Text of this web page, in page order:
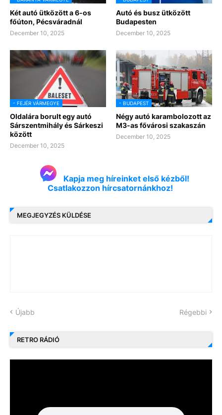
Két autó ütközött a 6-os
főúton, Pécsváradnál
December 10, 2025
Autó és busz ütközött
Budapesten
December 10, 2025
- FEJÉR VÁRMEGYE
Oldalára borult egy autó
Sárszentmihály és Sárkeszi
között
December 10, 2025
- BUDAPEST
Négy autó karambolozott az
M3-as fővárosi szakaszán
December 10, 2025
Kapja meg híreinket első kézből!
Csatlakozzon hírcsatornánkhoz!
MEGJEGYZÉS KÜLDÉSE
Újabb Régebbi
RETRO RÁDIÓ